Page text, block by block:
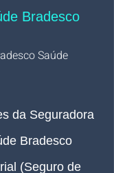
Bradesco
Saúde
da Seguradora
Bradesco
(Seguro de